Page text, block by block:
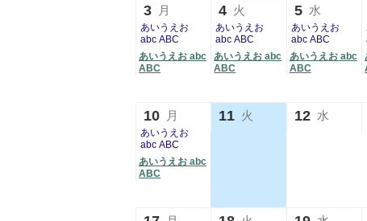
3 月
あいうえお
abc ABC
あいうえお abc
ABC
4 火
あいうえお
abc ABC
あいうえお abc
ABC
5 水
あいうえお
abc ABC
あいうえお abc
ABC
10 月
あいうえお
abc ABC
あいうえお abc
ABC
11 火 12 水